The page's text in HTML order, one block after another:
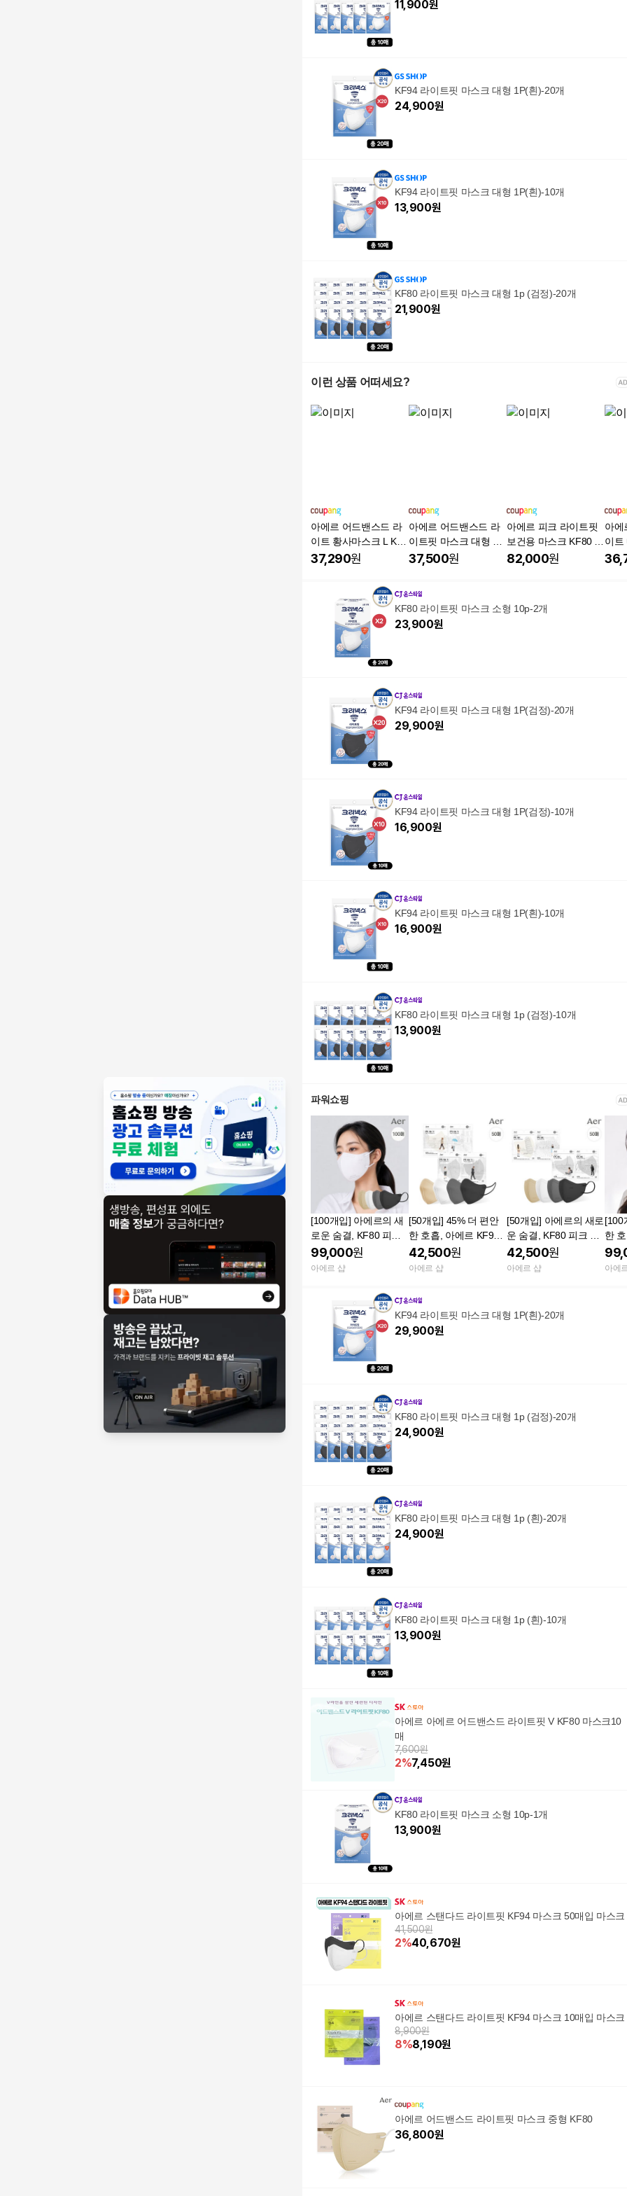
11,900원
KF94 라이트핏 마스크 대형 1P(흰)-20개
24,900원
KF94 라이트핏 마스크 대형 1P(흰)-10개
13,900원
KF80 라이트핏 마스크 대형 1p (검정)-20개
21,900원
이런 상품 어떠세요?
아에르 어드밴스드 라
이트 황사마스크 L KF8
0, 1개입, 50개, 화이트
37,290원
아에르 어드밴스드 라
이트핏 마스크 대형 KF
80, 1개입, 50개, 베이
37,500원
아에르 피크 라이트핏
보건용 마스크 KF80 L,
1개입, 100개, 블랙
82,000원
아에
이트
개입,
KF80 라이트핏 마스크 소형 10p-2개
23,900원
KF94 라이트핏 마스크 대형 1P(검정)-20개
29,900원
KF94 라이트핏 마스크 대형 1P(검정)-10개
16,900원
KF94 라이트핏 마스크 대형 1P(흰)-10개
16,900원
KF80 라이트핏 마스크 대형 1p (검정)-10개
13,900원
파워쇼핑
[100개입] 아에르의 새
로운 숨결, KF80 피크
라이트핏 마스크
99,000원
아에르 샵
[50개입] 45% 더 편안
한 호흡, 아에르 KF94
피크 V 라이트핏 마스
크
42,500원
아에르 샵
[50개입] 아에르의 새로
운 숨결, KF80 피크 라
이트핏 마스크
42,500원
아에르 샵
[100
한
피크
크
아에
KF94 라이트핏 마스크 대형 1P(흰)-20개
29,900원
KF80 라이트핏 마스크 대형 1p (검정)-20개
24,900원
KF80 라이트핏 마스크 대형 1p (흰)-20개
24,900원
KF80 라이트핏 마스크 대형 1p (흰)-10개
13,900원
아에르 아에르 어드밴스드 라이트핏 V KF80 마스크10
매
7,600원
2%7,450원
KF80 라이트핏 마스크 소형 10p-1개
13,900원
아에르 스탠다드 라이트핏 KF94 마스크 50매입 마스크
41,500원
2%40,670원
아에르 스탠다드 라이트핏 KF94 마스크 10매입 마스크
8,900원
8%8,190원
아에르 어드밴스드 라이트핏 마스크 중형 KF80
36,800원